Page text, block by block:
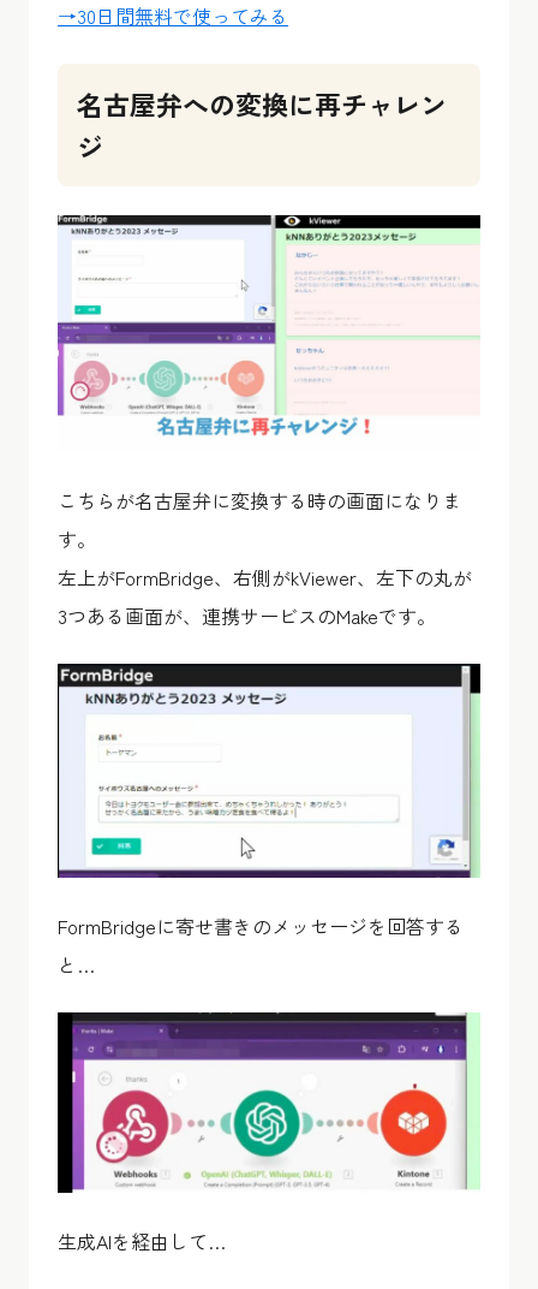
→30日間無料で使ってみる
名古屋弁への変換に再チャレン
ジ
こちらが名古屋弁に変換する時の画面になりま
す。
左上がFormBridge、右側がkViewer、左下の丸が
3つある画面が、連携サービスのMakeです。
FormBridgeに寄せ書きのメッセージを回答する
と…
生成AIを経由して…